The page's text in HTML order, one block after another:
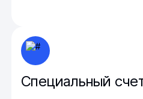
Специальный